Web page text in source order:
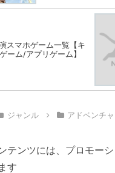
スマホゲーム一覧【キ
ーム/アプリゲーム】
ジャンル アドベンチャ
テンツには、プロモー
す